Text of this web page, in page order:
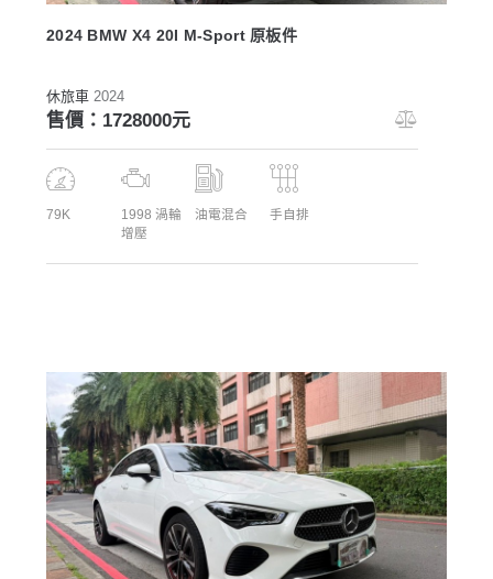
2024 BMW X4 20I M-Sport 原板件
休旅車 2024
售價：1728000元
79K
1998 渦輪
增壓
油電混合 手自排